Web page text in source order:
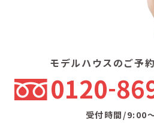
モデルハウスのご予
0120
受付時間/9:00